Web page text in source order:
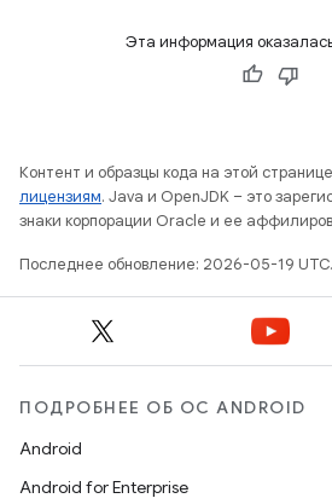
Эта информация
Контент и образцы кода на этой
лицензиям. Java и OpenJDK – это
знаки корпорации Oracle и ее
Последнее обновление: 2026-05-19 UTC.
ПОДРОБНЕЕ ОБ ОС ANDROID
Android
Android for Enterprise